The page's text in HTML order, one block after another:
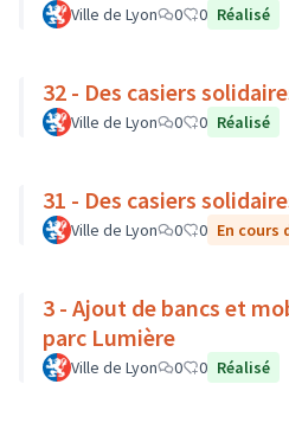
Ville de Lyon 0 0 Réalisé
32 - Des casiers
Ville de Lyon 0 0 Réalisé
31 - Des casiers
Ville de Lyon 0 0 En cours
3 - Ajout de bancs et
parc Lumière
Ville de Lyon 0 0 Réalisé